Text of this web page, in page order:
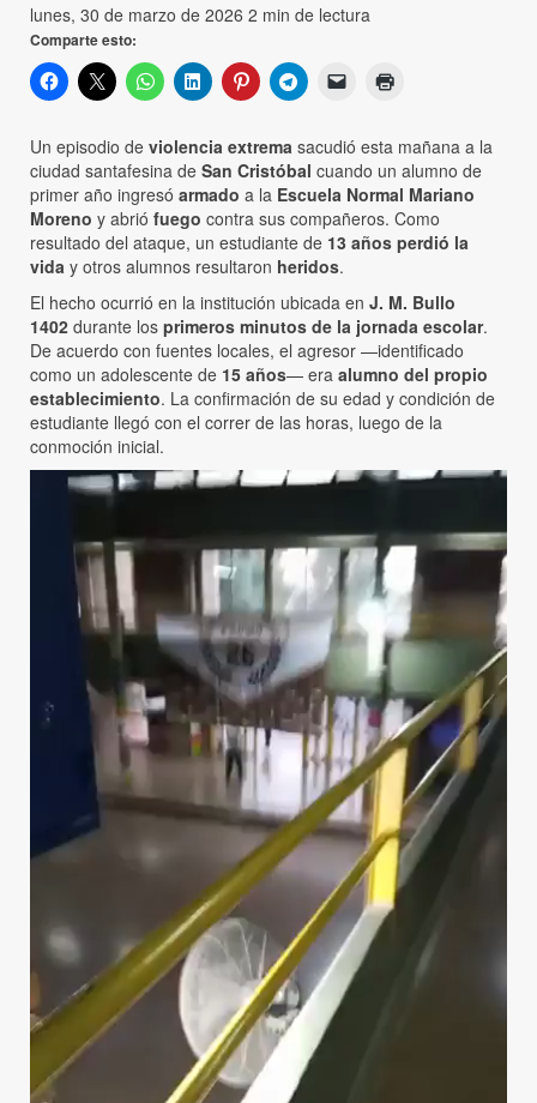
lunes, 30 de marzo de 2026 2 min de lectura
Comparte esto:
Un episodio de violencia extrema sacudió esta mañana a la
ciudad santafesina de San Cristóbal cuando un alumno de
primer año ingresó armado a la Escuela Normal Mariano
Moreno y abrió fuego contra sus compañeros. Como
resultado del ataque, un estudiante de 13 años perdió la
vida y otros alumnos resultaron heridos.
El hecho ocurrió en la institución ubicada en J. M. Bullo
1402 durante los primeros minutos de la jornada escolar.
De acuerdo con fuentes locales, el agresor —identificado
como un adolescente de 15 años— era alumno del propio
establecimiento. La confirmación de su edad y condición de
estudiante llegó con el correr de las horas, luego de la
conmoción inicial.